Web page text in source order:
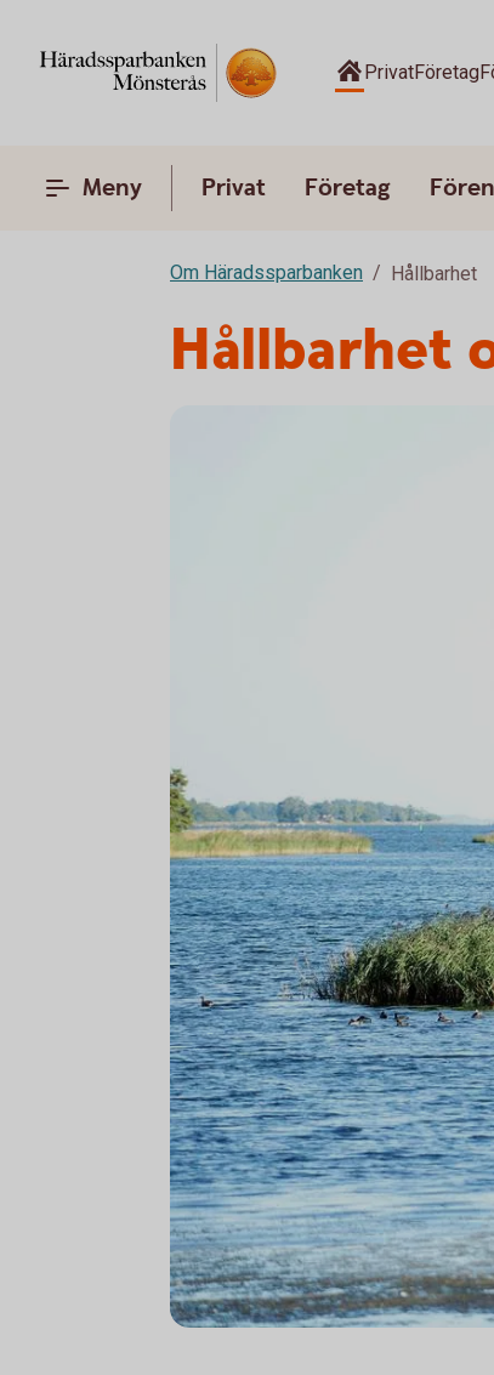
PrivatFöretag
Meny Privat Företag
Om Häradssparbanken Hållbarhet
Hållbarhet